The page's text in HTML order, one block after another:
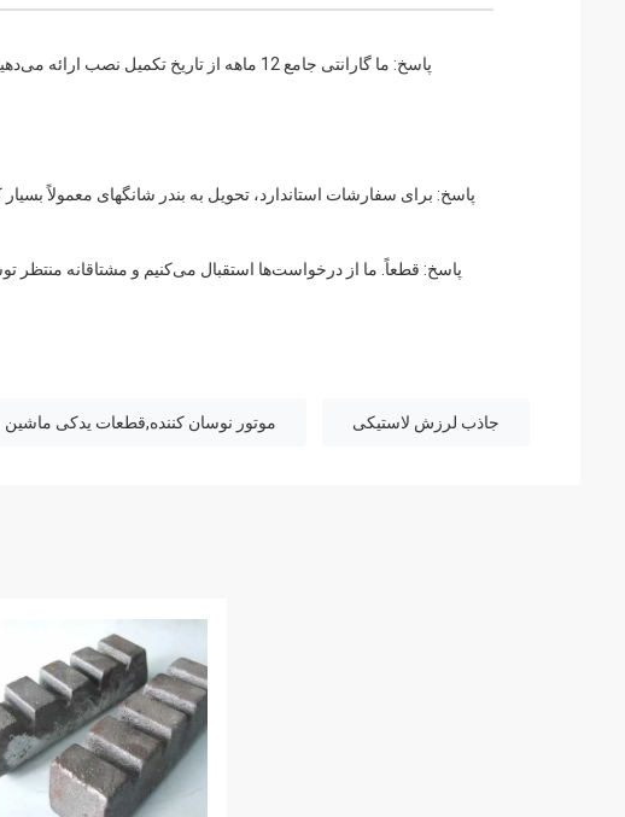
پاسخ: ما گارانتی جامع 12 ماهه از تاریخ
پاسخ: قطعاً. ما از درخواست‌ها استقبال می‌کنیم و مشتاقانه
جاذب لرزش لاستیکی موتور نوسان کننده,قطعات یدکی ماشین